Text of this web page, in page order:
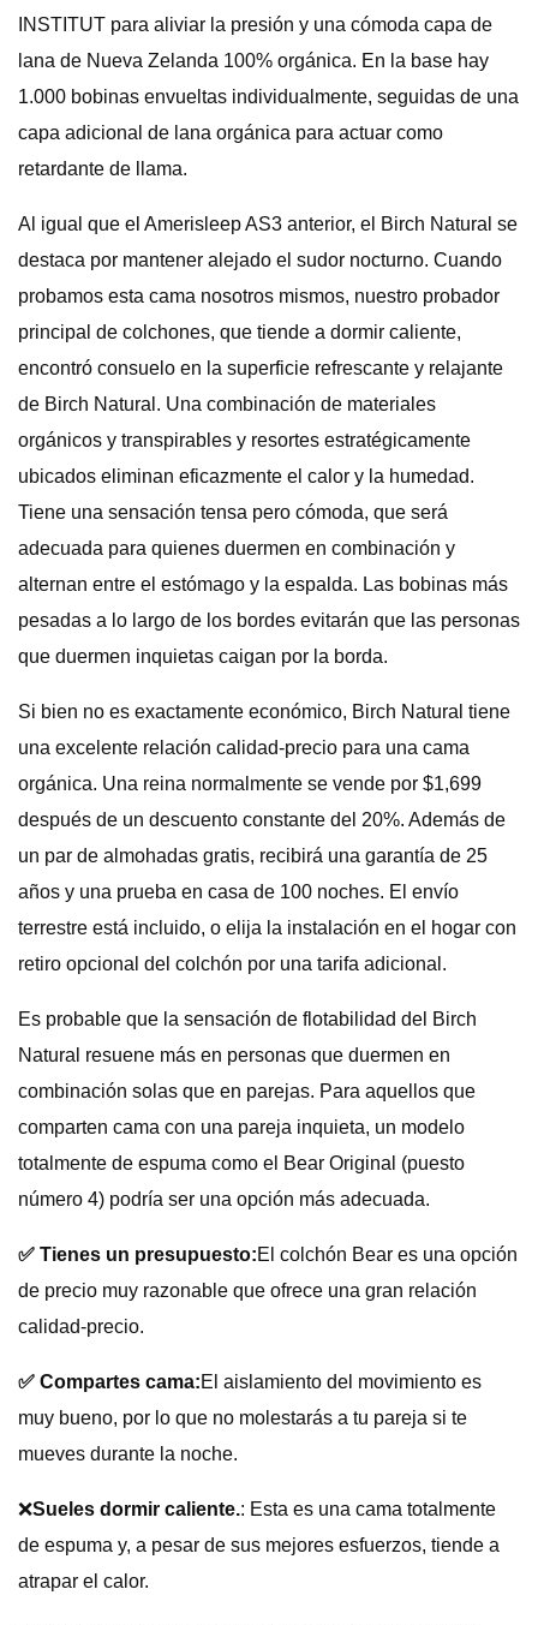
INSTITUT para aliviar la presión y una cómoda capa de
lana de Nueva Zelanda 100% orgánica. En la base hay
1.000 bobinas envueltas individualmente, seguidas de una
capa adicional de lana orgánica para actuar como
retardante de llama.
Al igual que el Amerisleep AS3 anterior, el Birch Natural se
destaca por mantener alejado el sudor nocturno. Cuando
probamos esta cama nosotros mismos, nuestro probador
principal de colchones, que tiende a dormir caliente,
encontró consuelo en la superficie refrescante y relajante
de Birch Natural. Una combinación de materiales
orgánicos y transpirables y resortes estratégicamente
ubicados eliminan eficazmente el calor y la humedad.
Tiene una sensación tensa pero cómoda, que será
adecuada para quienes duermen en combinación y
alternan entre el estómago y la espalda. Las bobinas más
pesadas a lo largo de los bordes evitarán que las personas
que duermen inquietas caigan por la borda.
Si bien no es exactamente económico, Birch Natural tiene
una excelente relación calidad-precio para una cama
orgánica. Una reina normalmente se vende por $1,699
después de un descuento constante del 20%. Además de
un par de almohadas gratis, recibirá una garantía de 25
años y una prueba en casa de 100 noches. El envío
terrestre está incluido, o elija la instalación en el hogar con
retiro opcional del colchón por una tarifa adicional.
Es probable que la sensación de flotabilidad del Birch
Natural resuene más en personas que duermen en
combinación solas que en parejas. Para aquellos que
comparten cama con una pareja inquieta, un modelo
totalmente de espuma como el Bear Original (puesto
número 4) podría ser una opción más adecuada.
✅ Tienes un presupuesto:El colchón Bear es una opción
de precio muy razonable que ofrece una gran relación
calidad-precio.
✅ Compartes cama:El aislamiento del movimiento es
muy bueno, por lo que no molestarás a tu pareja si te
mueves durante la noche.
❌Sueles dormir caliente.: Esta es una cama totalmente
de espuma y, a pesar de sus mejores esfuerzos, tiende a
atrapar el calor.